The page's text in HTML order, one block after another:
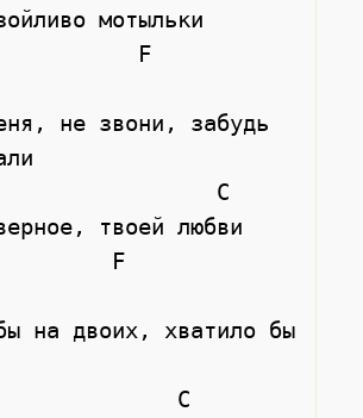
мотыльки
не звони, забудь
твоей любви
на двоих, хватило бы